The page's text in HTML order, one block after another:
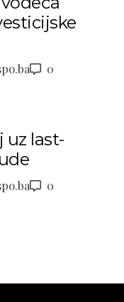
0
uz last-
0